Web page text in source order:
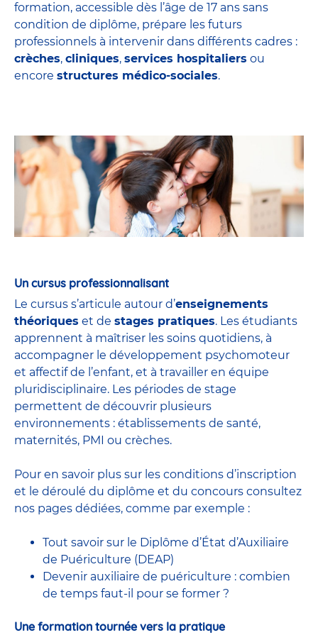
formation, accessible dès l’âge de 17 ans sans
condition de diplôme, prépare les futurs
professionnels à intervenir dans différents cadres :
crèches, cliniques, services hospitaliers ou
encore structures médico-sociales.
Un cursus professionnalisant
Le cursus s’articule autour d’enseignements
théoriques et de stages pratiques. Les étudiants
apprennent à maîtriser les soins quotidiens, à
accompagner le développement psychomoteur
et affectif de l’enfant, et à travailler en équipe
pluridisciplinaire. Les périodes de stage
permettent de découvrir plusieurs
environnements : établissements de santé,
maternités, PMI ou crèches.
Pour en savoir plus sur les conditions d’inscription
et le déroulé du diplôme et du concours consultez
nos pages dédiées, comme par exemple :
Tout savoir sur le Diplôme d’État d’Auxiliaire
de Puériculture (DEAP)
Devenir auxiliaire de puériculture : combien
de temps faut-il pour se former ?
Une formation tournée vers la pratique